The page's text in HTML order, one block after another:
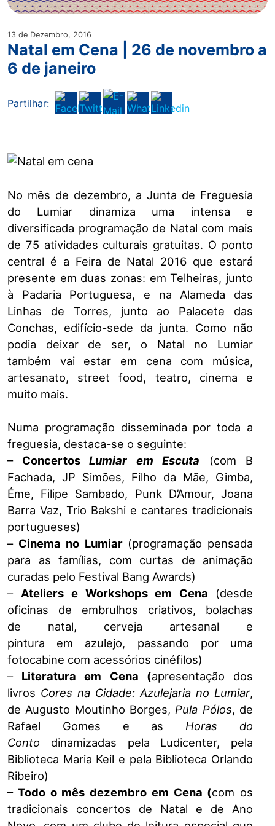
13 de Dezembro, 2016
Natal em Cena | 26 de novembro a
6 de janeiro
Partilhar:
No mês de dezembro, a Junta de Freguesia
do Lumiar dinamiza uma intensa e
diversificada programação de Natal com mais
de 75 atividades culturais gratuitas. O ponto
central é a Feira de Natal 2016 que estará
presente em duas zonas: em Telheiras, junto
à Padaria Portuguesa, e na Alameda das
Linhas de Torres, junto ao Palacete das
Conchas, edifício-sede da junta. Como não
podia deixar de ser, o Natal no Lumiar
também vai estar em cena com música,
artesanato, street food, teatro, cinema e
muito mais.
Numa programação disseminada por toda a
freguesia, destaca-se o seguinte:
– Concertos Lumiar em Escuta (com B
Fachada, JP Simões, Filho da Mãe, Gimba,
Éme, Filipe Sambado, Punk D’Amour, Joana
Barra Vaz, Trio Bakshi e cantares tradicionais
portugueses)
– Cinema no Lumiar (programação pensada
para as famílias, com curtas de animação
curadas pelo Festival Bang Awards)
– Ateliers e Workshops em Cena (desde
oficinas de embrulhos criativos, bolachas
de natal, cerveja artesanal e
pintura em azulejo, passando por uma
fotocabine com acessórios cinéfilos)
– Literatura em Cena (apresentação dos
livros Cores na Cidade: Azulejaria no Lumiar,
de Augusto Moutinho Borges, Pula Pólos, de
Rafael Gomes e as Horas do
Conto dinamizadas pela Ludicenter, pela
Biblioteca Maria Keil e pela Biblioteca Orlando
Ribeiro)
– Todo o mês dezembro em Cena (com os
tradicionais concertos de Natal e de Ano